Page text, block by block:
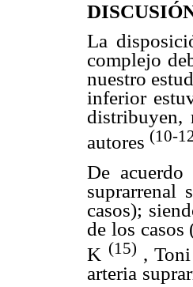
La
complejo
nuestro
inferior
distribuyen,
autores (10-
De
suprarrenal
casos);
de los
K (15) ,
arteria